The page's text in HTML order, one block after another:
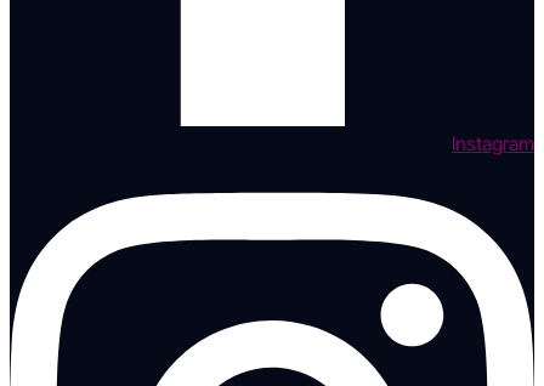
Instagram